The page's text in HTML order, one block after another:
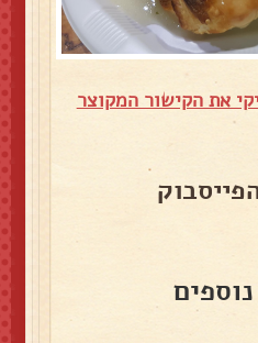
את הקישור המקוצר